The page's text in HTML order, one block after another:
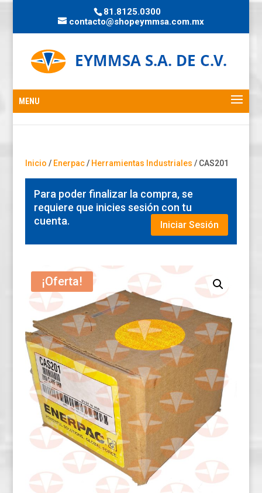
81.8125.0300
contacto@shopeymmsa.com.mx
Inicio / Enerpac/ Herramientas Industriales / CAS201
Para poder finalizar la compra, se
requiere que inicies sesión con tu
cuenta.
Iniciar Sesión
¡Oferta!